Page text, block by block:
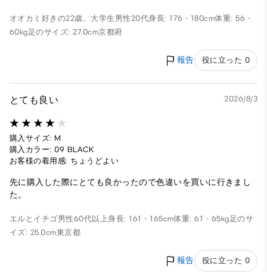
オオカミ好きの22歳、大学生 男性20代身長: 176 - 180cm体重: 56 -
60kg 足のサイズ: 27.0cm京都府
報告 役に立った 0
とても良い 2026/8/3
購入サイズ: M
購入カラー: 09 BLACK
お客様の着用感: ちょうどよい
先に購入した際にとても良かったので色違いを買いに行きまし
た。
エルとイチゴ男性60代以上身長: 161 - 165cm体重: 61 - 65kg 足のサ
イズ: 25.0cm東京都
報告 役に立った 0